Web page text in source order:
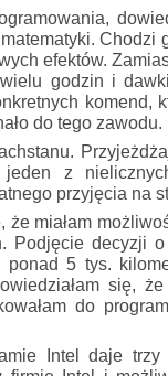
Chodzi
efektów.
godzin i
komend,
do tego zawodu.
z
przyjęcia na
że miałam
Podjęcie decyzji
5 tys.
się,
do
Intel daje trzy